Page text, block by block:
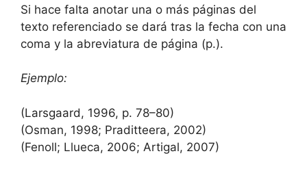
Si hace falta anotar una o más páginas del
texto referenciado se dará tras la fecha con una
coma y la abreviatura de página (p.).
Ejemplo:
(Larsgaard, 1996, p. 78–80)
(Osman, 1998; Praditteera, 2002)
(Fenoll; Llueca, 2006; Artigal, 2007)